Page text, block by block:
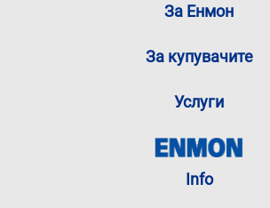
За Енмон
За купувачите
Услуги
Info